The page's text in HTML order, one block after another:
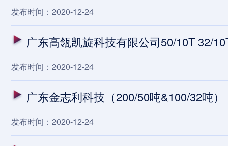
发布时间：2020-12-24
广东高瓴凯旋科技有限公司50/10T 32/
发布时间：2020-12-24
广东金志利科技（200/50吨&100/32吨）
发布时间：2020-12-24